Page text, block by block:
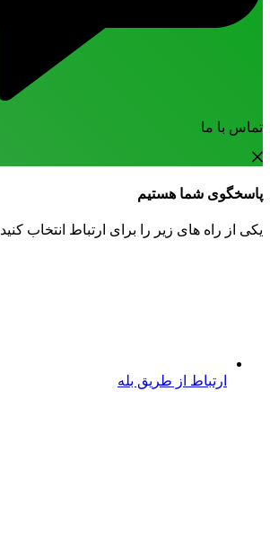
تماس با ما
پاسخگوی شما هستیم
یکی از راه های زیر را برای ارتباط انتخاب کنید
ارتباط از طریق بله